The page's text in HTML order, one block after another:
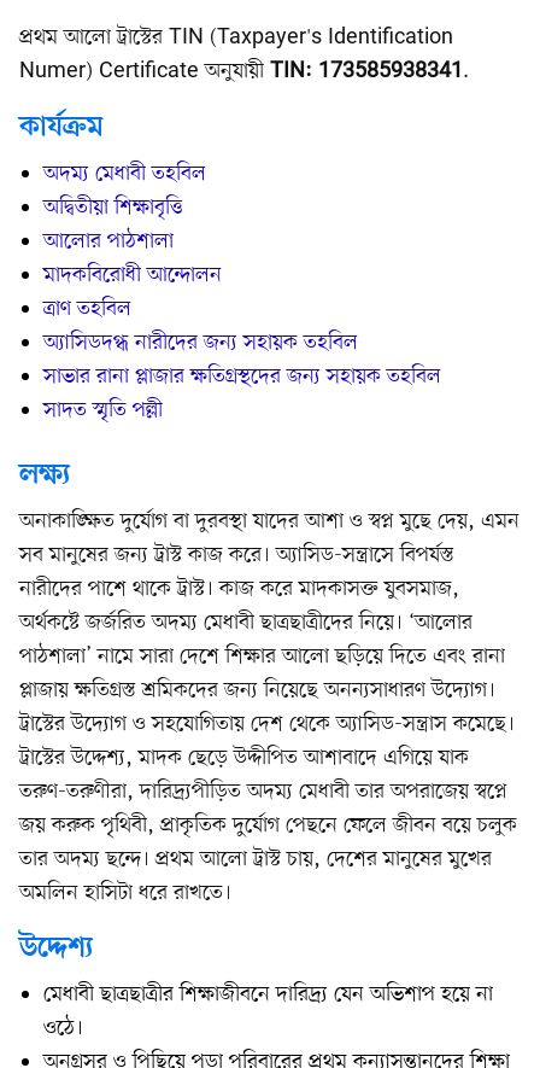
প্রথম আলো ট্রাস্টের TIN (Taxpayer's Identification
Numer) Certificate অনুযায়ী TIN: 173585938341.
কার্যক্রম
অদম্য মেধাবী তহবিল
অদ্বিতীয়া শিক্ষাবৃত্তি
আলোর পাঠশালা
মাদকবিরোধী আন্দোলন
ত্রাণ তহবিল
অ্যাসিডদগ্ধ নারীদের জন্য সহায়ক তহবিল
সাভার রানা প্লাজার ক্ষতিগ্রস্থদের জন্য সহায়ক তহবিল
সাদত স্মৃতি পল্লী
লক্ষ্য
অনাকাঙ্ক্ষিত দুর্যোগ বা দুরবস্থা যাদের আশা ও স্বপ্ন মুছে দেয়, এমন
সব মানুষের জন্য ট্রাস্ট কাজ করে। অ্যাসিড-সন্ত্রাসে বিপর্যস্ত
নারীদের পাশে থাকে ট্রাস্ট। কাজ করে মাদকাসক্ত যুবসমাজ,
অর্থকষ্টে জর্জরিত অদম্য মেধাবী ছাত্রছাত্রীদের নিয়ে। ‘আলোর
পাঠশালা’ নামে সারা দেশে শিক্ষার আলো ছড়িয়ে দিতে এবং রানা
প্লাজায় ক্ষতিগ্রস্ত শ্রমিকদের জন্য নিয়েছে অনন্যসাধারণ উদ্যোগ।
ট্রাস্টের উদ্যোগ ও সহযোগিতায় দেশ থেকে অ্যাসিড-সন্ত্রাস কমেছে।
ট্রাস্টের উদ্দেশ্য, মাদক ছেড়ে উদ্দীপিত আশাবাদে এগিয়ে যাক
তরুণ-তরুণীরা, দারিদ্র্যপীড়িত অদম্য মেধাবী তার অপরাজেয় স্বপ্নে
জয় করুক পৃথিবী, প্রাকৃতিক দুর্যোগ পেছনে ফেলে জীবন বয়ে চলুক
তার অদম্য ছন্দে। প্রথম আলো ট্রাস্ট চায়, দেশের মানুষের মুখের
অমলিন হাসিটা ধরে রাখতে।
উদ্দেশ্য
মেধাবী ছাত্রছাত্রীর শিক্ষাজীবনে দারিদ্র্য যেন অভিশাপ হয়ে না
ওঠে।
অনগ্রসর ও পিছিয়ে পড়া পরিবারের প্রথম কন্যাসন্তানদের শিক্ষা